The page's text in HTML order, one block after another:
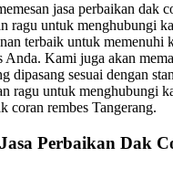
jasa perbaikan dak
ragu untuk menghubungi
terbaik untuk memenuhi
Anda. Kami juga akan
dipasang sesuai dengan
ragu untuk menghubungi
coran rembes Tangerang.
Perbaikan Dak